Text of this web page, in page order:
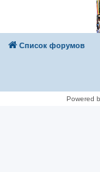
Список форумов
Powered